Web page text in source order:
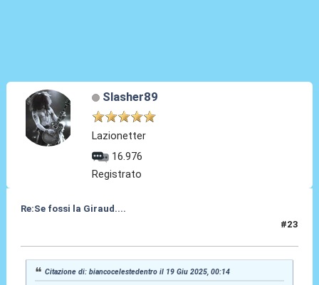
Slasher89
Lazionetter
16.976
Registrato
Re:Se fossi la Giraud....
#23
Citazione di: biancocelestedentro il 19 Giu 2025, 00:14